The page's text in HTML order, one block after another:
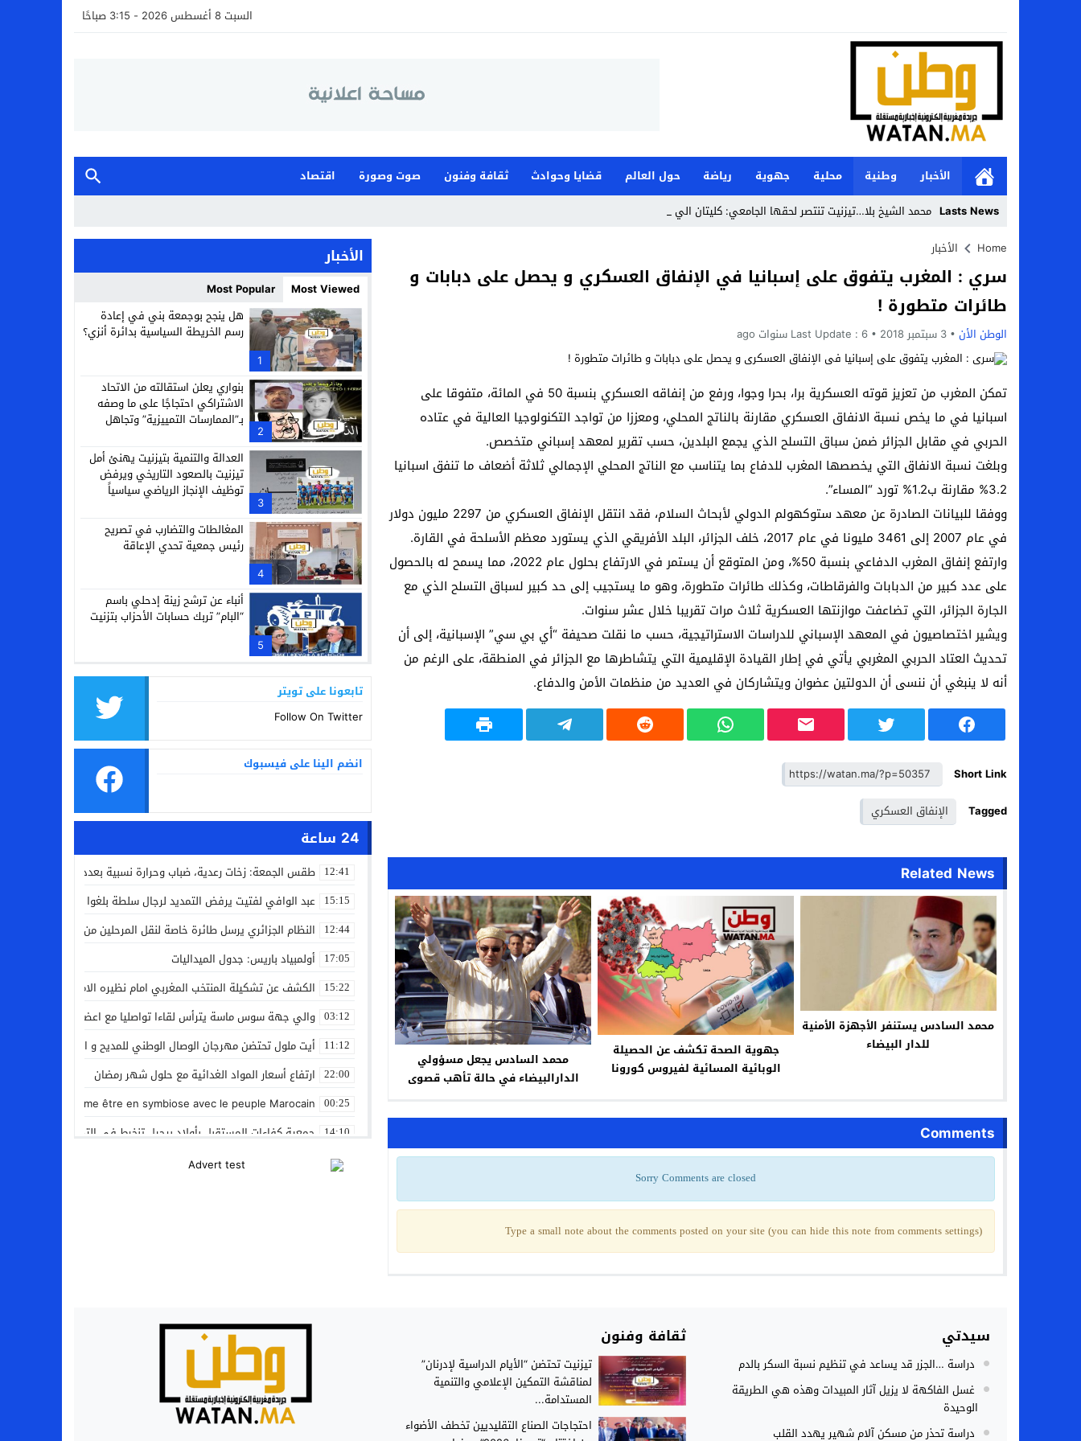
السبت 8 أغسطس 2026 - 3:15 صباحًا
الأخبار وطنية محلية جهوية رياضة حول العالم قضايا وحوادث ثقافة وفنون صوت وصورة
اقتصاد
Lasts News محمد الشيخ بلا…تيزنيت تنتصر لحقها الجامعي: كليتان اليوم، _
Previous
Next
Home الأخبار
سري : المغرب يتفوق على إسبانيا في الإنفاق العسكري و يحصل على دبابات و
طائرات متطورة !
الوطن الأن 3 سبتمبر 2018 Last Update : 6 سنوات ago
تمكن المغرب من تعزيز قوته العسكرية برا، بحرا وجوا، ورفع من إنفاقه العسكري بنسبة 50 في المائة، متفوقا على
اسبانيا في ما يخص نسبة الانفاق العسكري مقارنة بالناتج المحلي، ومعززا من تواجد التكنولوجيا العالية في عتاده
الحربي في مقابل الجزائر ضمن سباق التسلح الذي يجمع البلدين، حسب تقرير لمعهد إسباني متخصص.
وبلغت نسبة الانفاق التي يخصصها المغرب للدفاع بما يتناسب مع الناتج المحلي الإجمالي ثلاثة أضعاف ما تنفق اسبانيا
3.2% مقارنة ب1.2% تورد “المساء”.
ووفقا للبيانات الصادرة عن معهد ستوكهولم الدولي لأبحاث السلام، فقد انتقل الإنفاق العسكري من 2297 مليون دولار
في عام 2007 إلى 3461 مليونا في عام 2017، خلف الجزائر، البلد الأفريقي الذي يستورد معظم الأسلحة في القارة.
وارتفع إنفاق المغرب الدفاعي بنسبة 50%، ومن المتوقع أن يستمر في الارتفاع بحلول عام 2022، مما يسمح له بالحصول
على عدد كبير من الدبابات والفرقاطات، وكذلك طائرات متطورة، وهو ما يستجيب إلى حد كبير لسباق التسلح الذي مع
الجارة الجزائر، التي تضاعفت موازنتها العسكرية ثلاث مرات تقريبا خلال عشر سنوات.
ويشير اختصاصيون في المعهد الإسباني للدراسات الاستراتيجية، حسب ما نقلت صحيفة “أي بي سي” الإسبانية، إلى أن
تحديث العتاد الحربي المغربي يأتي في إطار القيادة الإقليمية التي يتشاطرها مع الجزائر في المنطقة، على الرغم من
أنه لا ينبغي أن ننسى أن الدولتين عضوان ويتشاركان في العديد من منظمات الأمن والدفاع.
Short Link
Tagged
الإنفاق العسكري
Related News
محمد السادس يستنفر الأجهزة الأمنية
للدار البيضاء
جهوية الصحة تكشف عن الحصيلة
الوبائية المسائية لفيروس كورونا
محمد السادس يجعل مسؤولي
الدارالبيضاء في حالة تأهب قصوى
Comments
Sorry Comments are closed
Type a small note about the comments posted on your site (you can hide this note from comments settings)
الأخبار
Most Viewed
Most Popular
1
هل ينجح بوجمعة بني في إعادة
رسم الخريطة السياسية بدائرة أنزي؟
2
بنواري يعلن استقالته من الاتحاد
الاشتراكي احتجاجًا على ما وصفه
بـ”الممارسات التمييزية” وتجاهل
3
العدالة والتنمية بتيزنيت يهنئ أمل
تيزنيت بالصعود التاريخي ويرفض
توظيف الإنجاز الرياضي سياسياً
4
المغالطات والتضارب في تصريح
رئيس جمعية تحدي الإعاقة
5
أنباء عن ترشح زينة إدحلي باسم
“البام” تربك حسابات الأحزاب بتزنيت
تابعونا على تويتر
Follow On Twitter
انضم الينا على فيسبوك
24 ساعة
12:41 طقس الجمعة: زخات رعدية، ضباب وحرارة نسبية بعدد من مدن المملكة
15:15 عبد الوافي لفتيت يرفض التمديد لرجال سلطة بلغوا سن التقاعد
12:44 النظام الجزائري يرسل طائرة خاصة لنقل المرحلين من فرنسا
17:05 أولمبياد باريس: جدول الميداليات
15:22 الكشف عن تشكيلة المنتخب المغربي امام نظيره الامريكي
03:12 والي جهة سوس ماسة يترأس لقاءا تواصليا مع اعضاء جماعة تامري
11:12 أيت ملول تحتضن مهرجان الوصال الوطني للمديح و السماع من 25 إلى 30 مارس
22:00 ارتفاع أسعار المواد الغدائية مع حلول شهر رمضان
00:25
Le Gleut affirme être en symbiose avec le peuple Marocain
14:10 جمعية كفاءات المستقبل بأولاد برحيل تنخرط في التضامن الشعبي مع
12:01 المنتخب المغربي داخل القاعة يتأهل الى نصف نهائي كأس العرب
سيدتي
دراسة …الجزر قد يساعد في تنظيم نسبة السكر بالدم
غسل الفاكهة لا يزيل آثار المبيدات وهذه هي الطريقة
الوحيدة
دراسة تحذر من مسكن آلام شهير يهدد القلب
ثقافة وفنون
تيزنيت تحتضن “الأيام الدراسية لإدرنان”
لمناقشة التمكين الإعلامي والتنمية
المستدامة...
احتجاجات الصناع التقليديين تخطف الأضواء